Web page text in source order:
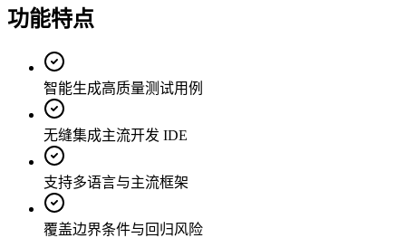
功能特点
智能生成高质量测试用例
无缝集成主流开发 IDE
支持多语言与主流框架
覆盖边界条件与回归风险